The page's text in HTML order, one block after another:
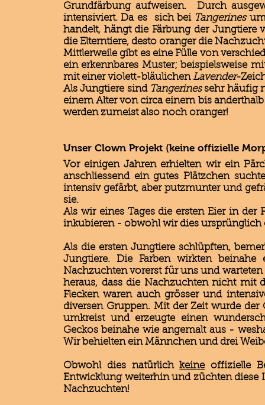
Grundfärbung aufweisen. Durch
intensiviert. Da es sich bei Tangerines
handelt, hängt die Färbung der Jungtiere
die Elterntiere, desto oranger die
Mittlerweile gibt es eine Fülle von
ein erkennbares Muster; beispielsweise
mit einer violett-bläulichen Lavender-
Als Jungtiere sind Tangerinessehr häufig
einem Alter von circa einem bis
werden zumeist also noch oranger!
Unser Clown Projekt (keine offizielle
Vor einigen Jahren erhielten wir ein
anschliessend ein gutes Plätzchen
intensiv gefärbt, aber putzmunter und
sie.
Als wir eines Tages die ersten Eier in der
inkubieren - obwohl wir dies
Als die ersten Jungtiere schlüpften,
Jungtiere. Die Farben wirkten
Nachzuchten vorerst für uns und
heraus, dass die Nachzuchten nicht mit
Flecken waren auch grösser und
diversen Gruppen. Mit der Zeit wurde
umkreist und erzeugte einen
Geckos beinahe wie angemalt aus -
Wir behielten ein Männchen und drei
Obwohl dies natürlichkeineoffizielle
Entwicklung weiterhin und züchten diese
Nachzuchten!